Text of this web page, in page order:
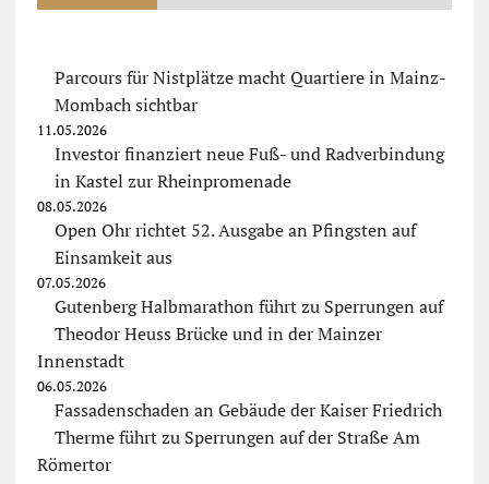
Parcours für Nistplätze macht Quartiere in Mainz-
Mombach sichtbar
11.05.2026
Investor finanziert neue Fuß- und Radverbindung
in Kastel zur Rheinpromenade
08.05.2026
Open Ohr richtet 52. Ausgabe an Pfingsten auf
Einsamkeit aus
07.05.2026
Gutenberg Halbmarathon führt zu Sperrungen auf
Theodor Heuss Brücke und in der Mainzer
Innenstadt
06.05.2026
Fassadenschaden an Gebäude der Kaiser Friedrich
Therme führt zu Sperrungen auf der Straße Am
Römertor